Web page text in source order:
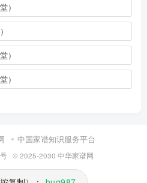
）
）
）
中国家谱知识服务平台
· © 2025-2030 中华家谱网